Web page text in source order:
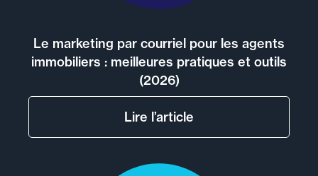
Le marketing par courriel pour les agents
immobiliers : meilleures pratiques et outils
(2026)
Lire l’article